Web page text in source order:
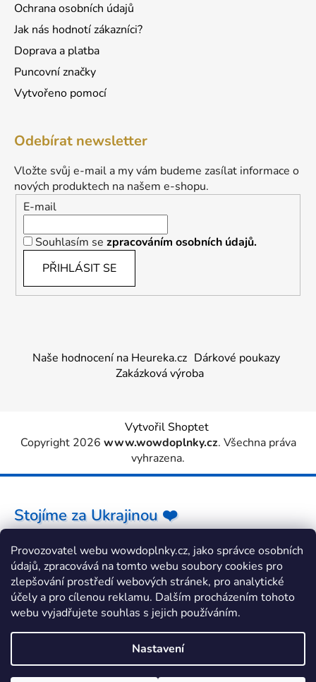
Provozovatel webu wowdoplnky.cz, jako správce osobních
údajů, zpracovává na tomto webu soubory cookies pro
zlepšování prostředí webových stránek, pro analytické
účely a pro cílenou reklamu. Dalším procházením tohoto
webu vyjadřujete souhlas s jejich používáním.
Nastavení
Ochrana osobních údajů
Jak nás hodnotí zákazníci?
Doprava a platba
Puncovní značky
Vytvořeno pomocí
Odebírat newsletter
Vložte svůj e-mail a my vám budeme zasílat informace o
nových produktech na našem e-shopu.
E-mail
Souhlasím se zpracováním osobních údajů.
PŘIHLÁSIT SE
Naše hodnocení na Heureka.cz Dárkové poukazy
Zakázková výroba
Vytvořil Shoptet
Copyright 2026 www.wowdoplnky.cz. Všechna práva
vyhrazena.
Stojíme za Ukrajinou ❤️
Jak a čím pomoci »